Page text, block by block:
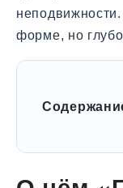
форме, но